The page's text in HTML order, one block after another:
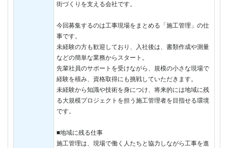
街づくりを支える会社です。
今回募集するのは工事現場をまとめる「施工管理」の仕
事です。
未経験の方も歓迎しており、入社後は、書類作成や測量
などの簡単な業務からスタート。
先輩社員のサポートを受けながら、規模の小さな現場で
経験を積み、資格取得にも挑戦していただきます。
未経験から知識や技術を身につけ、将来的には地域に残
る大規模プロジェクトを担う施工管理者を目指せる環境
です。
■地域に残る仕事
施工管理は、現場で働く人たちと協力しながら工事を進